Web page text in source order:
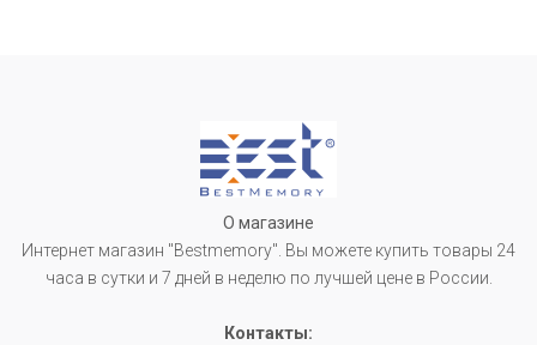
О магазине
Интернет магазин "Bestmemory". Вы можете купить товары 24
часа в сутки и 7 дней в неделю по лучшей цене в России.
Контакты: